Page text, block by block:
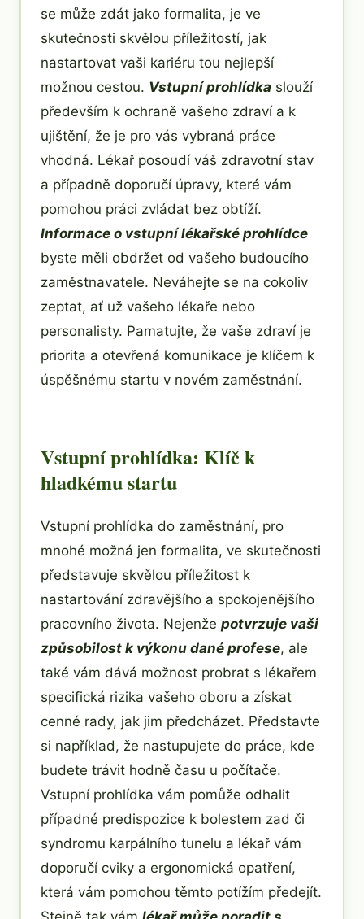
se může zdát jako formalita, je ve
skutečnosti skvělou příležitostí, jak
nastartovat vaši kariéru tou nejlepší
možnou cestou. Vstupní prohlídka slouží
především k ochraně vašeho zdraví a k
ujištění, že je pro vás vybraná práce
vhodná. Lékař posoudí váš zdravotní stav
a případně doporučí úpravy, které vám
pomohou práci zvládat bez obtíží.
Informace o vstupní lékařské prohlídce
byste měli obdržet od vašeho budoucího
zaměstnavatele. Neváhejte se na cokoliv
zeptat, ať už vašeho lékaře nebo
personalisty. Pamatujte, že vaše zdraví je
priorita a otevřená komunikace je klíčem k
úspěšnému startu v novém zaměstnání.
Vstupní prohlídka: Klíč k
hladkému startu
Vstupní prohlídka do zaměstnání, pro
mnohé možná jen formalita, ve skutečnosti
představuje skvělou příležitost k
nastartování zdravějšího a spokojenějšího
pracovního života. Nejenže potvrzuje vaši
způsobilost k výkonu dané profese, ale
také vám dává možnost probrat s lékařem
specifická rizika vašeho oboru a získat
cenné rady, jak jim předcházet. Představte
si například, že nastupujete do práce, kde
budete trávit hodně času u počítače.
Vstupní prohlídka vám pomůže odhalit
případné predispozice k bolestem zad či
syndromu karpálního tunelu a lékař vám
doporučí cviky a ergonomická opatření,
která vám pomohou těmto potížím předejít.